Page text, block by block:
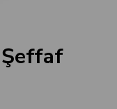
Şeffaf